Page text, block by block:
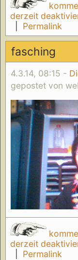
derzeit
Permalink
fasching
4.3.14, 08:15 -
gepostet von
derzeit
Permalink